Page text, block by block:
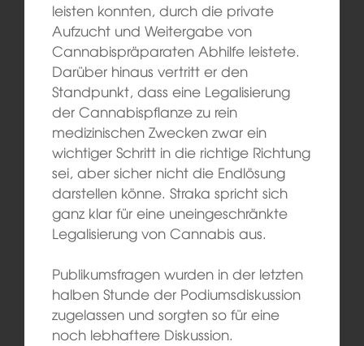
leisten konnten, durch die private
Aufzucht und Weitergabe von
Cannabispräparaten Abhilfe leistete.
Darüber hinaus vertritt er den
Standpunkt, dass eine Legalisierung
der Cannabispflanze zu rein
medizinischen Zwecken zwar ein
wichtiger Schritt in die richtige Richtung
sei, aber sicher nicht die Endlösung
darstellen könne. Straka spricht sich
ganz klar für eine uneingeschränkte
Legalisierung von Cannabis aus.
Publikumsfragen wurden in der letzten
halben Stunde der Podiumsdiskussion
zugelassen und sorgten so für eine
noch lebhaftere Diskussion.